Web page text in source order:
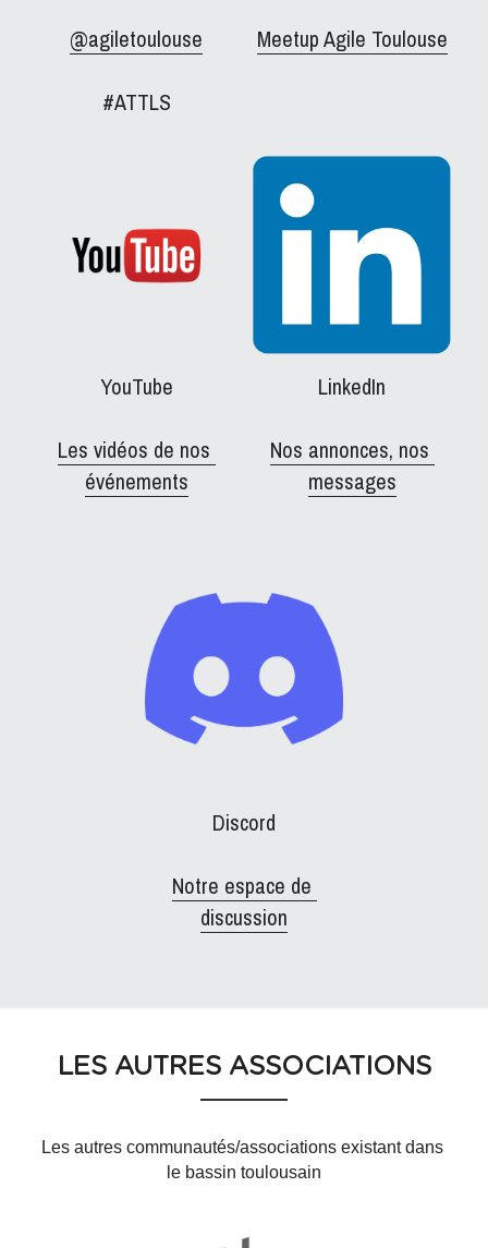
@agiletoulouse
#ATTLS
Meetup Agile Toulouse
YouTube
Les vidéos de nos
événements
LinkedIn
Nos annonces, nos
messages
Discord
Notre espace de
discussion
LES AUTRES ASSOCIATIONS
Les autres communautés/associations existant dans
le bassin toulousain